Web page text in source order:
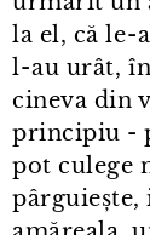
la el, că le⁠-⁠
l⁠-⁠au urât,
cineva din
principiu -
pot culege
pârguiește,